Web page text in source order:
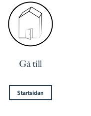
Gå till
Startsidan